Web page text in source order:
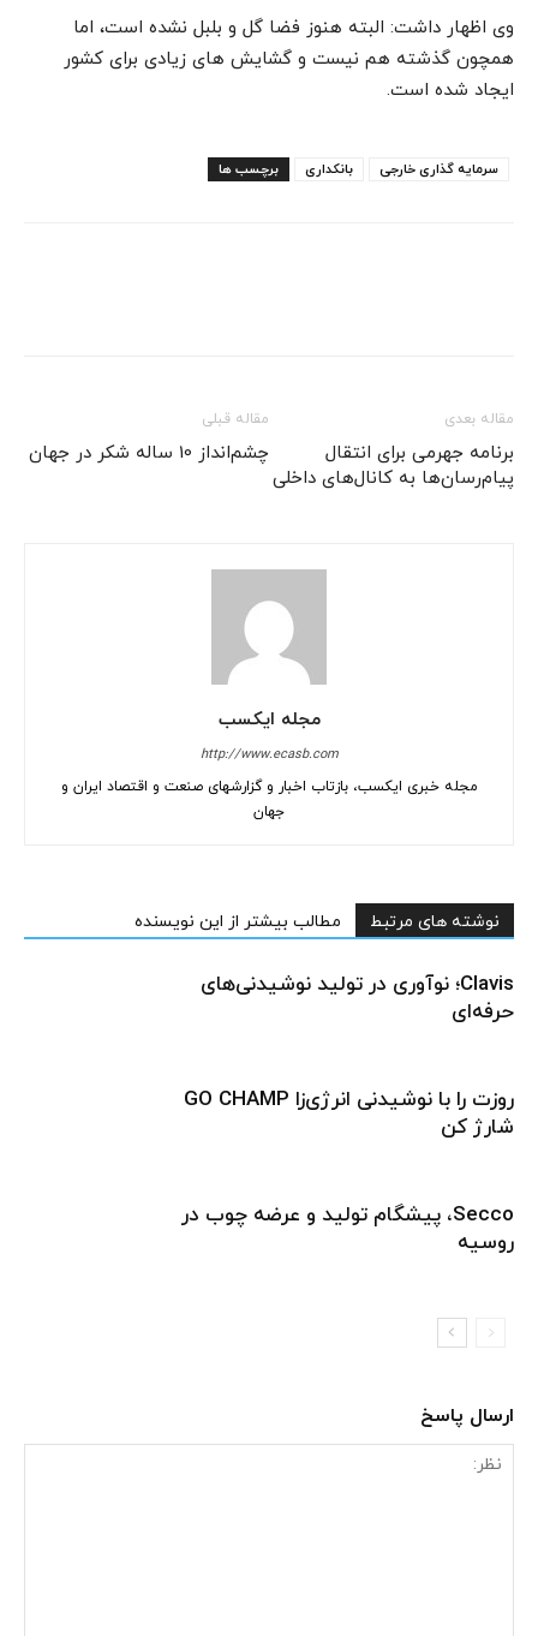
وی اظهار داشت: البته هنوز فضا گل و بلبل نشده است، اما
همچون گذشته هم نیست و گشایش های زیادی برای کشور
ایجاد شده است.
برچسب ها بانکداری سرمایه گذاری خارجی
مقاله قبلی
چشم‌انداز 10 ساله شکر در جهان
مقاله بعدی
برنامه جهرمی برای انتقال
پیام‌رسان‌ها به کانال‌‌های داخلی
مجله ایکسب
http://www.ecasb.com
مجله خبری ایکسب، بازتاب اخبار و گزارشهای صنعت و اقتصاد ایران و
جهان
نوشته های مرتبط مطالب بیشتر از این نویسنده
Clavis؛ نوآوری در تولید نوشیدنی‌های
حرفه‌ای
روزت را با نوشیدنی انرژی‌زا GO CHAMP
شارژ کن
Secco، پیشگام تولید و عرضه چوب در
روسیه
ارسال پاسخ